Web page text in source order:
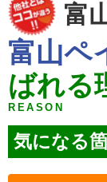
富
富山ペ
ばれる
REASON
気になる